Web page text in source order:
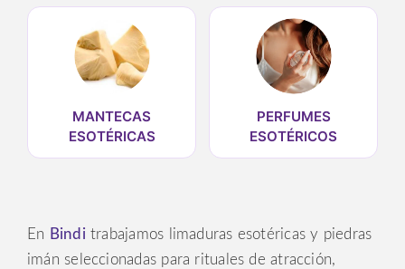
MANTECAS
ESOTÉRICAS
PERFUMES
ESOTÉRICOS
En Bindi trabajamos limaduras esotéricas y piedras
imán seleccionadas para rituales de atracción,